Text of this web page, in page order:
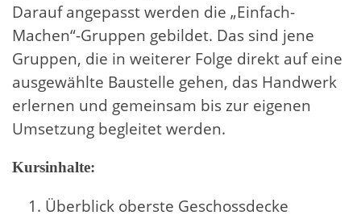
Darauf angepasst werden die „Einfach-
Machen“-Gruppen gebildet. Das sind jene
Gruppen, die in weiterer Folge direkt auf eine
ausgewählte Baustelle gehen, das Handwerk
erlernen und gemeinsam bis zur eigenen
Umsetzung begleitet werden.
Kursinhalte:
Überblick oberste Geschossdecke